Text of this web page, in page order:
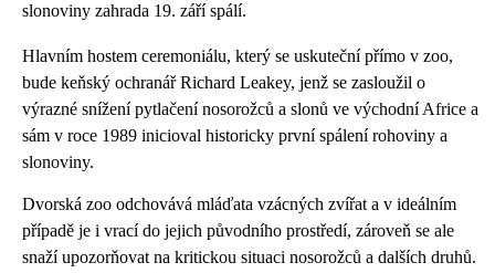
slonoviny zahrada 19. září spálí.
Hlavním hostem ceremoniálu, který se uskuteční přímo v zoo,
bude keňský ochranář Richard Leakey, jenž se zasloužil o
výrazné snížení pytlačení nosorožců a slonů ve východní Africe a
sám v roce 1989 inicioval historicky první spálení rohoviny a
slonoviny.
Dvorská zoo odchovává mláďata vzácných zvířat a v ideálním
případě je i vrací do jejich původního prostředí, zároveň se ale
snaží upozorňovat na kritickou situaci nosorožců a dalších druhů.